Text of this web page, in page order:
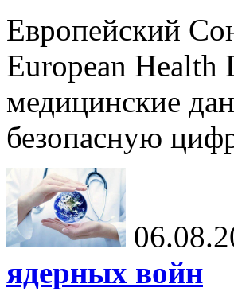
Европейский
European Health
медицинские
безопасную
ядерных войн